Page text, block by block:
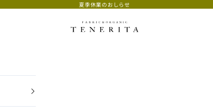
夏季休業のおしらせ
TENERITA公式オンラインストア